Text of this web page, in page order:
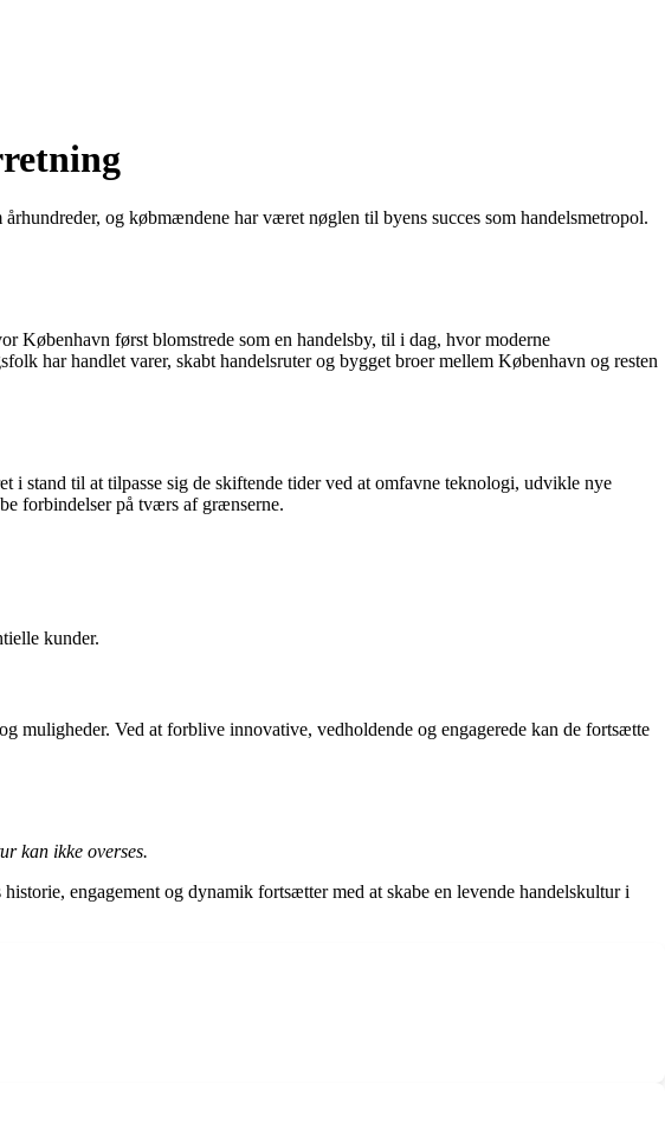
og købmændene har været nøglen til byens succes som handelsmetropol.
København først blomstrede som en handelsby, til i dag, hvor moderne
har handlet varer, skabt handelsruter og bygget broer mellem København og resten
stand til at tilpasse sig de skiftende tider ved at omfavne teknologi, udvikle nye
forbindelser på tværs af grænserne.
kunder.
muligheder. Ved at forblive innovative, vedholdende og engagerede kan de fortsætte
kan ikke overses.
engagement og dynamik fortsætter med at skabe en levende handelskultur i